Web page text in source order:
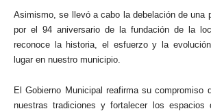
Asimismo, se llevó a cabo la debelación de una
por el 94 aniversario de la fundación de la
reconoce la historia, el esfuerzo y la
lugar en nuestro municipio.
El Gobierno Municipal reafirma su compromiso
nuestras tradiciones y fortalecer los espacios